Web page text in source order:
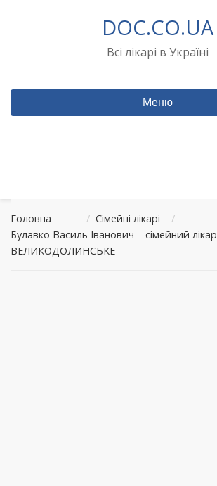
DOC.CO.UA
Всі лікарі в Україні
Меню
Головна / Сімейні лікарі
/
Булавко Василь Іванович – сімейний лікар
ВЕЛИКОДОЛИНСЬКЕ